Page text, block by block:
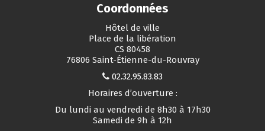
Coordonnées
Hôtel de ville
Place de la libération
CS 80458
76806 Saint-Étienne-du-Rouvray
02.32.95.83.83
Horaires d’ouverture :
Du lundi au vendredi de 8h30 à 17h30
Samedi de 9h à 12h